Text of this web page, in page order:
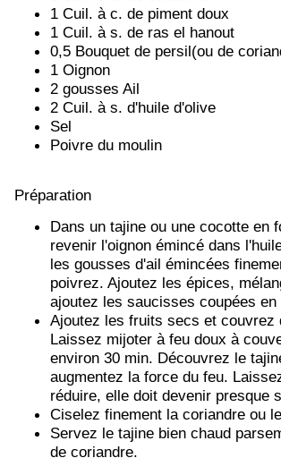
1 Cuil. à c. de piment doux
1 Cuil. à s. de ras el hanout
0,5 Bouquet de persil(ou de
1 Oignon
2 gousses Ail
2 Cuil. à s. d'huile d'olive
Sel
Poivre du moulin
Préparation
Dans un tajine ou une cocotte en
revenir l'oignon émincé dans
les gousses d'ail émincées
poivrez. Ajoutez les épices,
ajoutez les saucisses coupées en
Ajoutez les fruits secs et couvrez
Laissez mijoter à feu doux à
environ 30 min. Découvrez le
augmentez la force du feu.
réduire, elle doit devenir presque
Ciselez finement la coriandre ou
Servez le tajine bien chaud
de coriandre.